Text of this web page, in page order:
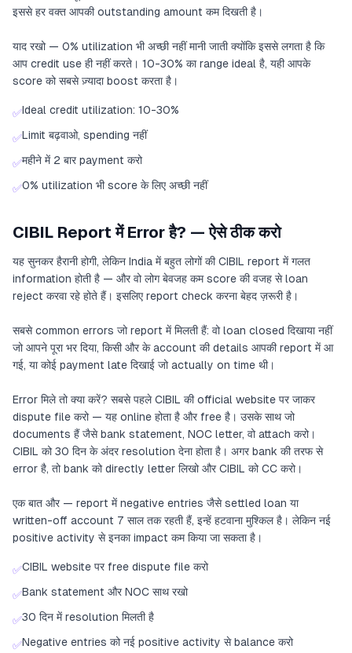
इससे हर वक्त आपकी outstanding amount कम दिखती है।
याद रखो — 0% utilization भी अच्छी नहीं मानी जाती क्योंकि इससे लगता है कि
आप credit use ही नहीं करते। 10-30% का range ideal है, यही आपके
score को सबसे ज़्यादा boost करता है।
✅Ideal credit utilization: 10-30%
✅Limit बढ़वाओ, spending नहीं
✅महीने में 2 बार payment करो
✅0% utilization भी score के लिए अच्छी नहीं
CIBIL Report में Error है? — ऐसे ठीक करो
यह सुनकर हैरानी होगी, लेकिन India में बहुत लोगों की CIBIL report में गलत
information होती है — और वो लोग बेवजह कम score की वजह से loan
reject करवा रहे होते हैं। इसलिए report check करना बेहद ज़रूरी है।
सबसे common errors जो report में मिलती हैं: वो loan closed दिखाया नहीं
जो आपने पूरा भर दिया, किसी और के account की details आपकी report में आ
गई, या कोई payment late दिखाई जो actually on time थी।
Error मिले तो क्या करें? सबसे पहले CIBIL की official website पर जाकर
dispute file करो — यह online होता है और free है। उसके साथ जो
documents हैं जैसे bank statement, NOC letter, वो attach करो।
CIBIL को 30 दिन के अंदर resolution देना होता है। अगर bank की तरफ से
error है, तो bank को directly letter लिखो और CIBIL को CC करो।
एक बात और — report में negative entries जैसे settled loan या
written-off account 7 साल तक रहती हैं, इन्हें हटवाना मुश्किल है। लेकिन नई
positive activity से इनका impact कम किया जा सकता है।
✅CIBIL website पर free dispute file करो
✅Bank statement और NOC साथ रखो
✅30 दिन में resolution मिलती है
✅Negative entries को नई positive activity से balance करो